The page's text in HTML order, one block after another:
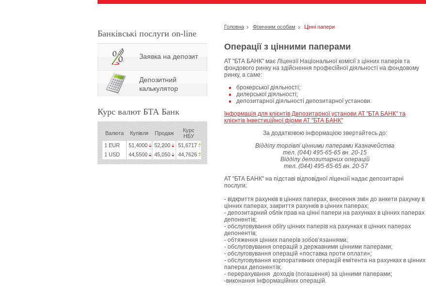
Банківські послуги on-line
Заявка на депозит
Депозитний
калькулятор
Курс валют БТА Банк
Валюта Купівля Продаж
Курс
НБУ
1 EUR
51,4000 52,200
51,6717
1 USD
44,5500 45,050 44,7626
Головна Фізичним особам Цінні папери
Операції з цінними паперами
АТ "БТА БАНК" має Ліцензії Національної комісії з цінних паперів та
фондового ринку на здійснення професійної діяльності на фондовому
ринку, а саме:
брокерської діяльності;
дилерської діяльності;
депозитарної діяльності депозитарної установи.
Інформація для клієнтів Депозитарної установи АТ "БТА БАНК" та
клієнтів Інвестиційної фірми АТ "БТА БАНК"
За додатковою інформацією звертайтесь до:
Відділу торгівлі цінними паперами Казначейства
тел. (044) 495-65-65 вн. 20-15
Відділу депозитарних операцій
тел. (044) 495-65-65 вн. 20-57
АТ "БТА БАНК" на підставі відповідної ліцензії надає депозитарні
послуги:
- відкриття рахунків в цінних паперах, внесення змін до анкети рахунку в
цінних паперах, закриття рахунків в цінних паперах;
- депозитарний облік прав на цінні папери на рахунках в цінних паперах
депонентів;
- обслуговування обігу цінних паперів на рахунках в цінних паперах
депонентів;
- обтяження цінних паперів зобов’язаннями;
- обслуговування операцій з державними цінними паперами;
- обслуговування операцій «поставка проти оплати»;
- обслуговування корпоративних операцій емітента на рахунках в цінних
паперах депонентів;
- перерахування доходів (погашення) за цінними паперами;
-виконання інформаційних операцій.